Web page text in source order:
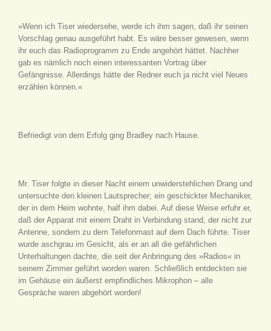
»Wenn ich Tiser wiedersehe, werde ich ihm sagen, daß ihr seinen
Vorschlag genau ausgeführt habt. Es wäre besser gewesen, wenn
ihr euch das Radioprogramm zu Ende angehört hättet. Nachher
gab es nämlich noch einen interessanten Vortrag über
Gefängnisse. Allerdings hätte der Redner euch ja nicht viel Neues
erzählen können.«
Befriedigt von dem Erfolg ging Bradley nach Hause.
Mr. Tiser folgte in dieser Nacht einem unwiderstehlichen Drang und
untersuchte den kleinen Lautsprecher; ein geschickter Mechaniker,
der in dem Heim wohnte, half ihm dabei. Auf diese Weise erfuhr er,
daß der Apparat mit einem Draht in Verbindung stand, der nicht zur
Antenne, sondern zu dem Telefonmast auf dem Dach führte. Tiser
wurde aschgrau im Gesicht, als er an all die gefährlichen
Unterhaltungen dachte, die seit der Anbringung des »Radios« in
seinem Zimmer geführt worden waren. Schließlich entdeckten sie
im Gehäuse ein äußerst empfindliches Mikrophon – alle
Gespräche waren abgehört worden!